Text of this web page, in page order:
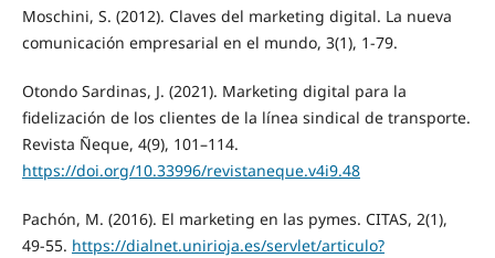
Moschini, S. (2012). Claves del marketing digital. La nueva
comunicación empresarial en el mundo, 3(1), 1-79.
Otondo Sardinas, J. (2021). Marketing digital para la
fidelización de los clientes de la línea sindical de transporte.
Revista Ñeque, 4(9), 101–114.
https://doi.org/10.33996/revistaneque.v4i9.48
Pachón, M. (2016). El marketing en las pymes. CITAS, 2(1),
49-55. https://dialnet.unirioja.es/servlet/articulo?